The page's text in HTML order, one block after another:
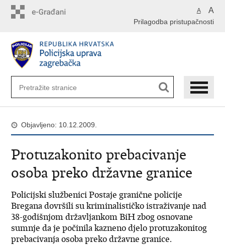
A A
Prilagodba pristupačnosti
Objavljeno: 10.12.2009.
Protuzakonito prebacivanje
osoba preko državne granice
Policijski službenici Postaje granične policije
Bregana dovršili su kriminalističko istraživanje nad
38-godišnjom državljankom BiH zbog osnovane
sumnje da je počinila kazneno djelo protuzakonitog
prebacivanja osoba preko državne granice.